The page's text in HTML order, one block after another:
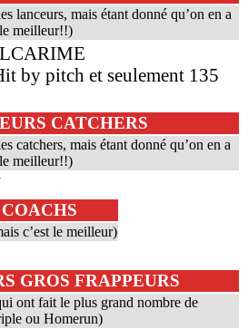
lanceurs, mais étant donné qu’on en a
le meilleur!!)
by pitch et seulement 135
CATCHERS
catchers, mais étant donné qu’on en a
le meilleur!!)
c’est le meilleur)
GROS FRAPPEURS
ont fait le plus grand nombre de
ou Homerun)